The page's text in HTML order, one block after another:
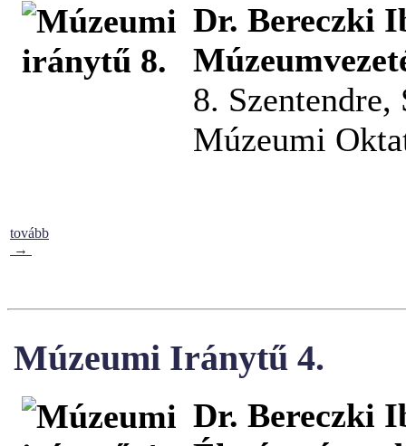
Dr. Bereczki
8.
Múzeumi
tovább
→
Múzeumi Iránytű 4.
Dr. Bereczki